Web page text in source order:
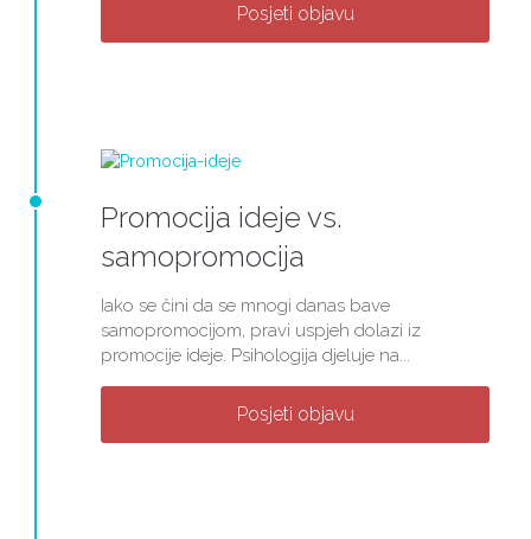
Posjeti objavu
Promocija ideje vs.
samopromocija
Iako se čini da se mnogi danas bave
samopromocijom, pravi uspjeh dolazi iz
promocije ideje. Psihologija djeluje na...
Posjeti objavu